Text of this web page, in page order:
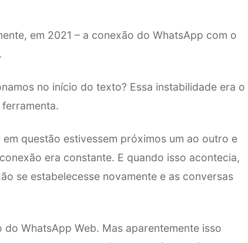
em 2021 – a conexão do WhatsApp com o
no início do texto? Essa instabilidade era o
questão estivessem próximos um ao outro e
era constante. E quando isso acontecia,
se estabelecesse novamente e as conversas
WhatsApp Web. Mas aparentemente isso